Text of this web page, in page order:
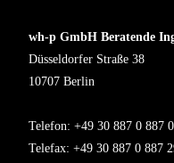
wh-p GmbH Beratende
Düsseldorfer Straße 38
10707 Berlin
Telefon: +49 30 887 0 887 0
Telefax: +49 30 887 0 887